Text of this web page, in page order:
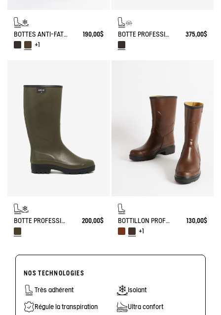
BOTTES ANTI-FATIGUE CONTRE LE FROID MADE IN FRANCE
190,00$
+1
BOTTE PROFESSIONNELLE CHAMBORD AJUSTABLE DOUBLÉE CUIR 375,00$
BOTTE PROFESSIONNELLE CHAMBORD DOUBLÉE NEOMESH 200,00$ BOTTILLON PROFESSIONNEL BISON
130,00$
+1
NOS TECHNOLOGIES
Très adhérent Isolant
Régule la transpiration Ultra confort